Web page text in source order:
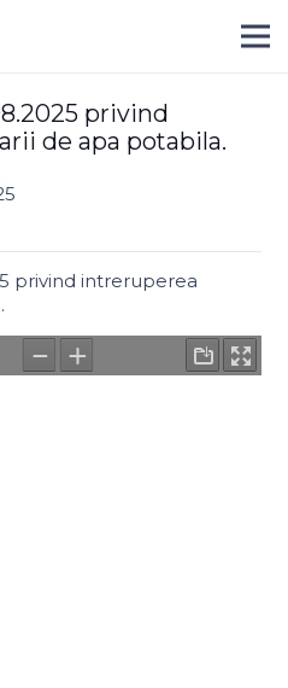
privind
de apa potabila.
privind intreruperea